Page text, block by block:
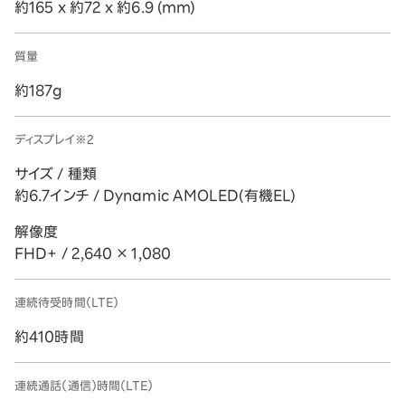
約165 x 約72 x 約6.9 (mm)
質量
約187g
ディスプレイ※2
サイズ / 種類
約6.7インチ / Dynamic AMOLED(有機EL)
解像度
FHD+ / 2,640 × 1,080
連続待受時間（LTE）
約410時間
連続通話（通信）時間（LTE）